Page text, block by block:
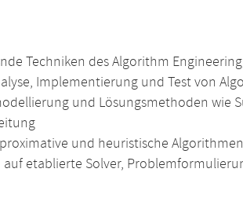
Techniken des Algorithm
Implementierung und Test von
und Lösungsmethoden wie
und heuristische Algorithmen
etablierte Solver,